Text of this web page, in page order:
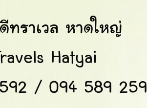
ราเวล หาดใหญ่
Hatyai
/ 094 589